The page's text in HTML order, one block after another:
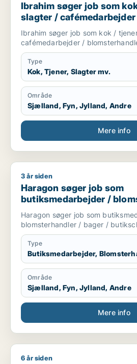
Ibrahim søger job som
slagter /
blomsterhandler
Ibrahim søger job som kok /
cafémedarbejder /
Type
Kok, Tjener, Slagter mv.
Område
Sjælland, Fyn, Jylland, Andre
Mere info
Haragon søger job som
3 år siden
Haragon søger job som
butiksmedarbejder /
bager / butikschef
Haragon søger job som
blomsterhandler / bager /
Type
Butiksmedarbejder,
Område
Sjælland, Fyn, Jylland, Andre
Mere info
Jane søger job som sælger /
6 år siden